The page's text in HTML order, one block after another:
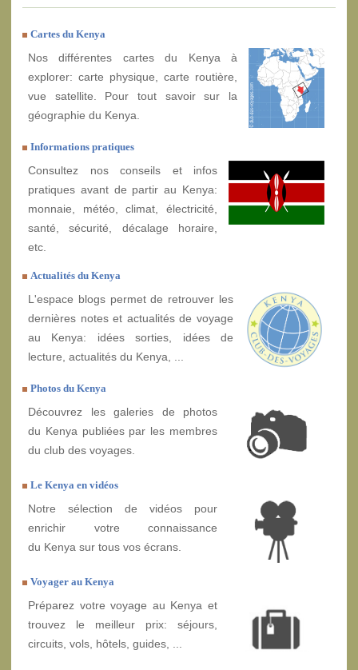
Cartes du Kenya
Nos différentes cartes du Kenya à
explorer: carte physique, carte routière,
vue satellite. Pour tout savoir sur la
géographie du Kenya.
Informations pratiques
Consultez nos conseils et infos
pratiques avant de partir au Kenya:
monnaie, météo, climat, électricité,
santé, sécurité, décalage horaire,
etc.
Actualités du Kenya
L'espace blogs permet de retrouver les
dernières notes et actualités de voyage
au Kenya: idées sorties, idées de
lecture, actualités du Kenya, ...
Photos du Kenya
Découvrez les galeries de photos
du Kenya publiées par les membres
du club des voyages.
Le Kenya en vidéos
Notre sélection de vidéos pour
enrichir votre connaissance
du Kenya sur tous vos écrans.
Voyager au Kenya
Préparez votre voyage au Kenya et
trouvez le meilleur prix: séjours,
circuits, vols, hôtels, guides, ...